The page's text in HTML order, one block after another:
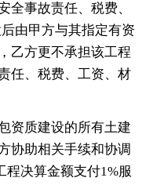
全事故责任、税费、
由甲方与其指定有资
乙方更不承担该工程
任、税费、工资、材
资质建设的所有土建
协助相关手续和协调
程决算金额支付1%服